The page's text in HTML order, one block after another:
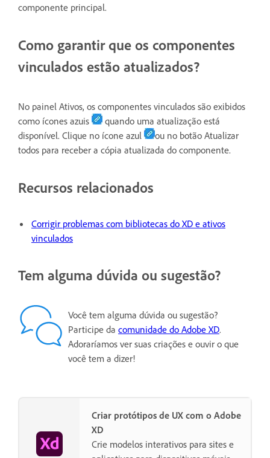
componente principal.
Como garantir que os componentes
vinculados estão atualizados?
No painel Ativos, os componentes vinculados são exibidos
como ícones azuis
quando uma atualização está
disponível. Clique no ícone azul
ou no botão Atualizar
todos para receber a cópia atualizada do componente.
Recursos relacionados
Corrigir problemas com bibliotecas do XD e ativos
vinculados
Tem alguma dúvida ou sugestão?
Você tem alguma dúvida ou sugestão?
Participe da comunidade do Adobe XD.
Adoraríamos ver suas criações e ouvir o que
você tem a dizer!
Criar protótipos de UX com o Adobe
XD
Crie modelos interativos para sites e